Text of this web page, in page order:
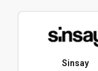
Sinsay